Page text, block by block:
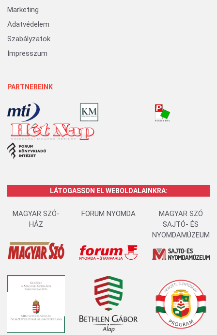
Marketing
Adatvédelem
Szabályzatok
Impresszum
PARTNEREINK
LÁTOGASSON EL WEBOLDALAINKRA:
MAGYAR SZÓ-
HÁZ
FORUM NYOMDA
MAGYAR SZÓ
SAJTÓ- ÉS
NYOMDAMÚZEUM